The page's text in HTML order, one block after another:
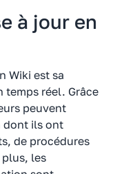
à jour en
Wiki est sa
temps réel. Grâce
peuvent
dont ils ont
de procédures
plus, les